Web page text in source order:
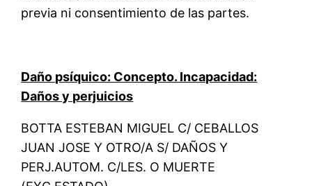
previa ni consentimiento de las partes.
Daño psíquico: Concepto. Incapacidad:
Daños y perjuicios
BOTTA ESTEBAN MIGUEL C/ CEBALLOS
JUAN JOSE Y OTRO/A S/ DAÑOS Y
PERJ.AUTOM. C/LES. O MUERTE